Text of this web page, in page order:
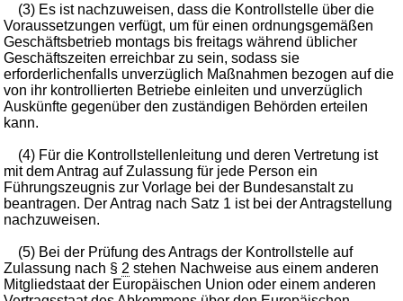
(3) Es ist nachzuweisen, dass die Kontrollstelle über die
Voraussetzungen verfügt, um für einen ordnungsgemäßen
Geschäftsbetrieb montags bis freitags während üblicher
Geschäftszeiten erreichbar zu sein, sodass sie
erforderlichenfalls unverzüglich Maßnahmen bezogen auf die
von ihr kontrollierten Betriebe einleiten und unverzüglich
Auskünfte gegenüber den zuständigen Behörden erteilen
kann.
(4) Für die Kontrollstellenleitung und deren Vertretung ist
mit dem Antrag auf Zulassung für jede Person ein
Führungszeugnis zur Vorlage bei der Bundesanstalt zu
beantragen. Der Antrag nach Satz 1 ist bei der Antragstellung
nachzuweisen.
(5) Bei der Prüfung des Antrags der Kontrollstelle auf
Zulassung nach § 2 stehen Nachweise aus einem anderen
Mitgliedstaat der Europäischen Union oder einem anderen